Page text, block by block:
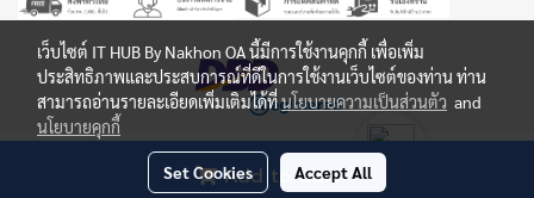
Add to Cart
©Copyright | All Rights Reserved | IT HUB ONLINE
ดำเนินการโดย บริษัท นครโอเอ จำกัด Nakhon OA Co., Ltd.
เว็บไซต์ IT HUB By Nakhon OA นี้มีการใช้งานคุกกี้ เพื่อเพิ่ม
ประสิทธิภาพและประสบการณ์ที่ดีในการใช้งานเว็บไซต์ของท่าน ท่าน
สามารถอ่านรายละเอียดเพิ่มเติมได้ที่นโยบายความเป็นส่วนตัว and
นโยบายคุกกี้
Set Cookies Accept All